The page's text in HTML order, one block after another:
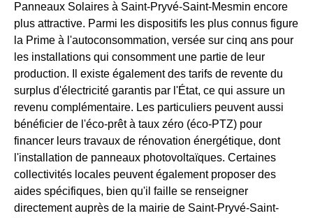
Panneaux Solaires à Saint-Pryvé-Saint-Mesmin encore
plus attractive. Parmi les dispositifs les plus connus figure
la Prime à l'autoconsommation, versée sur cinq ans pour
les installations qui consomment une partie de leur
production. Il existe également des tarifs de revente du
surplus d'électricité garantis par l'État, ce qui assure un
revenu complémentaire. Les particuliers peuvent aussi
bénéficier de l'éco-prêt à taux zéro (éco-PTZ) pour
financer leurs travaux de rénovation énergétique, dont
l'installation de panneaux photovoltaïques. Certaines
collectivités locales peuvent également proposer des
aides spécifiques, bien qu'il faille se renseigner
directement auprès de la mairie de Saint-Pryvé-Saint-